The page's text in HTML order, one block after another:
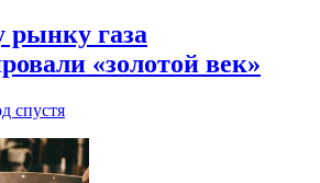
газа
«золотой век»
спустя